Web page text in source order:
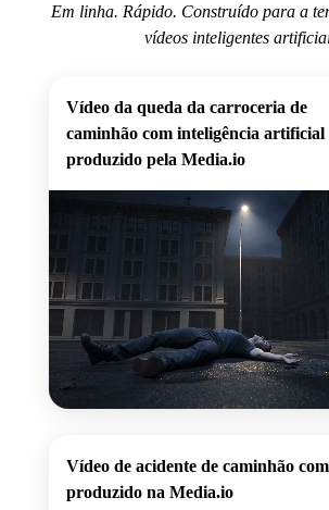
Em linha. Rápido. Construído para a
vídeos inteligentes
Vídeo da queda da carroceria de
caminhão com inteligência artificial
produzido pela Media.io
Vídeo de acidente de caminhão
produzido na Media.io